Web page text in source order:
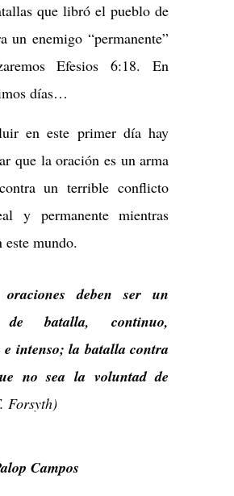
que libró el pueblo de
un enemigo “permanente”
Efesios 6:18. En
días…
en este primer día hay
que la oración es un arma
un terrible conflicto
y permanente mientras
este mundo.
oraciones deben ser un
de batalla, continuo,
e intenso; la batalla contra
no sea la voluntad de
Forsyth)
Campos